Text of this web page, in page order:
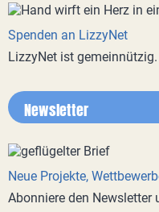
Spenden an LizzyNet
LizzyNet ist
Newsletter
Neue Projekte,
Abonniere den